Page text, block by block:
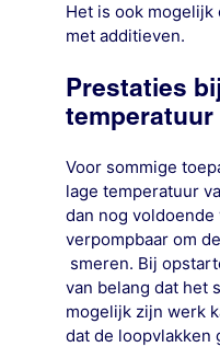
Het is ook mogelijk
met additieven.
Prestaties
temperatuur
Voor sommige
lage temperatuur
dan nog voldoende
verpompbaar om
smeren. Bij
van belang dat het
mogelijk zijn werk
dat de loopvlakken